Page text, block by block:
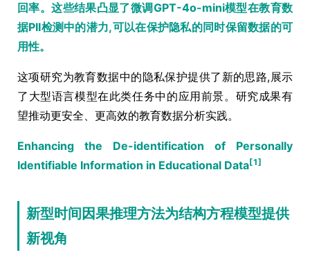
回率。这些结果凸显了微调GPT-4o-mini模型在教育数
据PII检测中的潜力,可以在保护隐私的同时保留数据的可
用性。
这项研究为教育数据中的隐私保护提供了新的思路,展示
了大型语言模型在此类任务中的应用前景。研究成果有
望推动更安全、更高效的教育数据分析实践。
Enhancing the De-identification of Personally
Identifiable Information in Educational Data[1]
新型时间因果推理方法为结构方程模型提供
新视角